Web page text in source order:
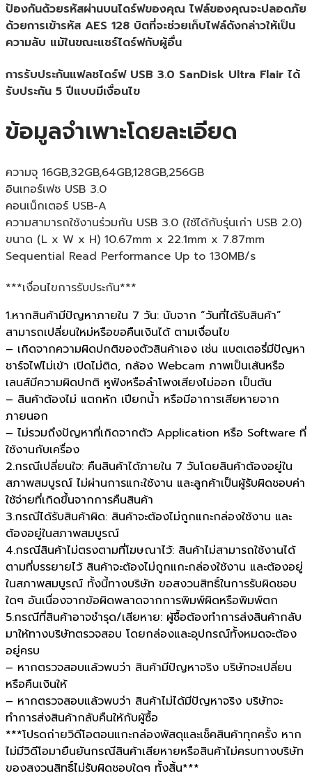
ป้องกันด้วยรหัสผ่านบนไดร์ฟของคุณ ไฟล์ของคุณจะปลอดภัย
ด้วยการเข้ารหัส AES 128 บิตที่จะช่วยเก็บไฟล์ดังกล่าวให้เป็น
ความลับ แม้ในขณะแชร์ไดร์ฟกับผู้อื่น
การรับประกันแฟลชไดร์ฟ USB 3.0 SanDisk Ultra Flair ได้
รับประกัน 5 ปีแบบมีเงื่อนไข
ข้อมูลจำเพาะโดยละเอียด
ความจุ 16GB,32GB,64GB,128GB,256GB
อินเทอร์เฟซ USB 3.0
คอนเน็กเตอร์ USB-A
ความสามารถใช้งานร่วมกัน USB 3.0 (ใช้ได้กับรุ่นเก่า USB 2.0)
ขนาด (L x W x H) 10.67mm x 22.1mm x 7.87mm
Sequential Read Performance Up to 130MB/s
***เงื่อนไขการรับประกัน***
1.หากสินค้ามีปัญหาภายใน 7 วัน: นับจาก “วันที่ได้รับสินค้า”
สามารถเปลี่ยนใหม่หรือขอคืนเงินได้ ตามเงื่อนไข
– เกิดจากความผิดปกติของตัวสินค้าเอง เช่น แบตเตอรี่มีปัญหา
ชาร์จไฟไม่เข้า เปิดไม่ติด, กล้อง Webcam ภาพเป็นเส้นหรือ
เลนส์มีความผิดปกติ หูฟังหรือลำโพงเสียงไม่ออก เป็นต้น
– สินค้าต้องไม่ แตกหัก เปียกน้ำ หรือมีอาการเสียหายจาก
ภายนอก
– ไม่รวมถึงปัญหาที่เกิดจากตัว Application หรือ Software ที่
ใช้งานกับเครื่อง
2.กรณีเปลี่ยนใจ: คืนสินค้าได้ภายใน 7 วันโดยสินค้าต้องอยู่ใน
สภาพสมบูรณ์ ไม่ผ่านการแกะใช้งาน และลูกค้าเป็นผู้รับผิดชอบค่า
ใช้จ่ายที่เกิดขึ้นจากการคืนสินค้า
3.กรณีได้รับสินค้าผิด: สินค้าจะต้องไม่ถูกแกะกล่องใช้งาน และ
ต้องอยู่ในสภาพสมบูรณ์
4.กรณีสินค้าไม่ตรงตามที่โฆษณาไว้: สินค้าไม่สามารถใช้งานได้
ตามที่บรรยายไว้ สินค้าจะต้องไม่ถูกแกะกล่องใช้งาน และต้องอยู่
ในสภาพสมบูรณ์ ทั้งนี้ทางบริษัท ขอสงวนสิทธิ์ในการรับผิดชอบ
ใดๆ อันเนื่องจากข้อผิดพลาดจากการพิมพ์ผิดหรือพิมพ์ตก
5.กรณีที่สินค้าอาจชำรุด/เสียหาย: ผู้ซื้อต้องทำการส่งสินค้ากลับ
มาให้ทางบริษัทตรวจสอบ โดยกล่องและอุปกรณ์ทั้งหมดจะต้อง
อยู่ครบ
– หากตรวจสอบแล้วพบว่า สินค้ามีปัญหาจริง บริษัทจะเปลี่ยน
หรือคืนเงินให้
– หากตรวจสอบแล้วพบว่า สินค้าไม่ได้มีปัญหาจริง บริษัทจะ
ทำการส่งสินค้ากลับคืนให้กับผู้ซื้อ
***โปรดถ่ายวิดีโอตอนแกะกล่องพัสดุและเช็คสินค้าทุกครั้ง หาก
ไม่มีวิดีโอมายืนยันกรณีสินค้าเสียหายหรือสินค้าไม่ครบทางบริษัท
ของสงวนสิทธิ์ไม่รับผิดชอบใดๆ ทั้งสิ้น***